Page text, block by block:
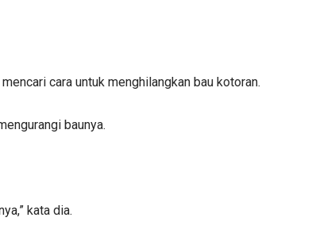
cara untuk menghilangkan bau kotoran.
baunya.
kata dia.